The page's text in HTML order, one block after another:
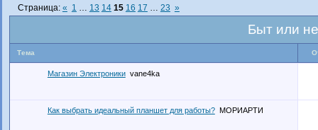
Быт или
Страница: « 1 … 13 14 15 16 17 … 23 »
Тема
Магазин Электроники vane4ka
Как выбрать идеальный планшет для работы? МОРИАРТИ